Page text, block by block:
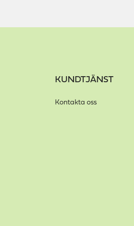
KUNDTJÄNST
Kontakta oss